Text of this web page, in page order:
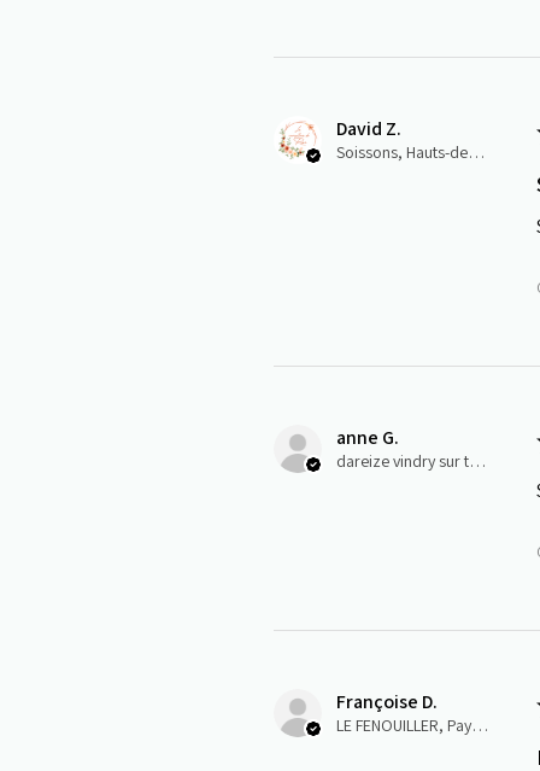
David Z.
Soissons, Hauts-de-France
anne G.
dareize vindry sur turdine, Auvergne-Rhône-Alpes
Françoise D.
LE FENOUILLER, Pays-de-la-Loire